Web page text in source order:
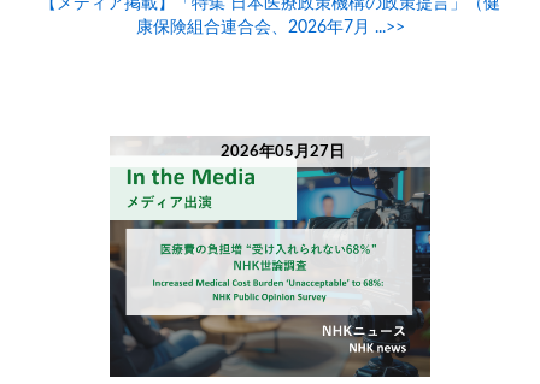
康保険組合連合会、2026年7月 ...>>
2026年05月27日